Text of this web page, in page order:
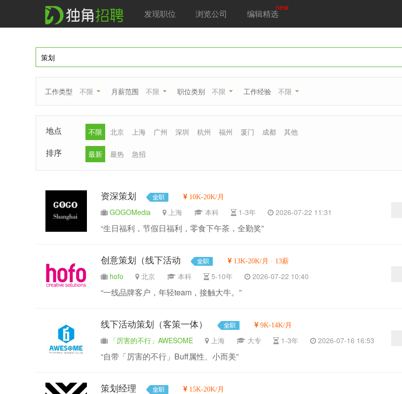
发现职位 浏览公司 编辑精选
new
工作类型 不限 月薪范围 不限 职位类别 不限 工作经验 不限
地点 不限 北京 上海 广州 深圳 杭州 福州 厦门 成都 其他
排序 最新 最热 急招
资深策划 10K-20K/月
GOGOMedia 上海 本科 1-3年 2026-07-22 11:31
“生日福利，节假日福利，零食下午茶，全勤奖”
创意策划（线下活动 13K-20K/月 · 13薪
hofo 北京 本科 5-10年 2026-07-22 10:40
“一线品牌客户，年轻team，接触大牛。”
线下活动策划（客策一体） 9K-14K/月
「厉害的不行」AWESOME 上海 大专 1-3年 2026-07-16 16:53
“自带「厉害的不行」Buff属性、小而美”
策划经理 15K-20K/月